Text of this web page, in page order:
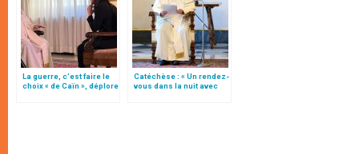
La guerre, c’est faire le
choix « de Caïn », déplore
Catéchèse : « Un rendez-
vous dans la nuit avec